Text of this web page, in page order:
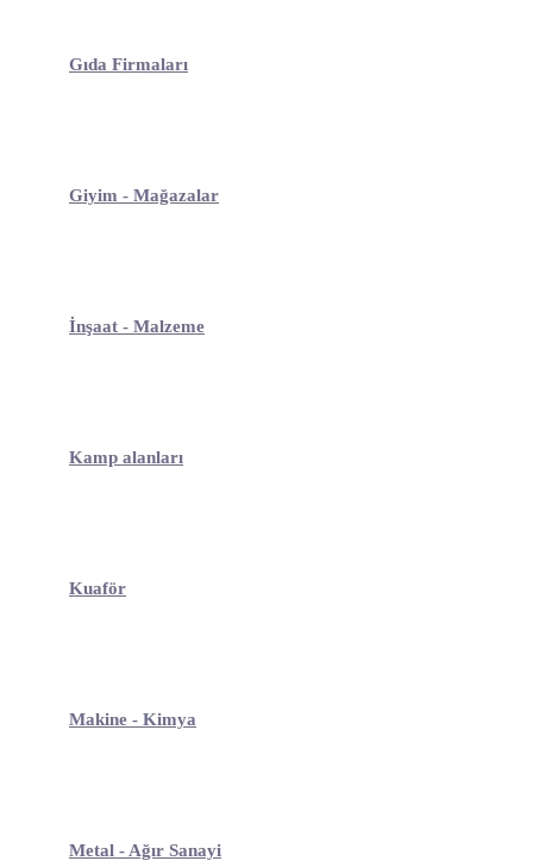
Gıda Firmaları
Giyim - Mağazalar
İnşaat - Malzeme
Kamp alanları
Kuaför
Makine - Kimya
Metal - Ağır Sanayi